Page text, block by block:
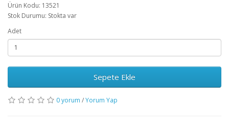
Ürün Kodu: 13521
Stok Durumu: Stokta var
Adet
Sepete Ekle
0 yorum /Yorum Yap